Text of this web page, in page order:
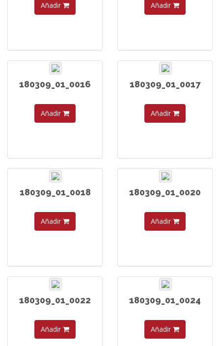
Añadir Añadir
180309_01_0016
Añadir
180309_01_0017
Añadir
180309_01_0018
Añadir
180309_01_0020
Añadir
180309_01_0022
Añadir
180309_01_0024
Añadir